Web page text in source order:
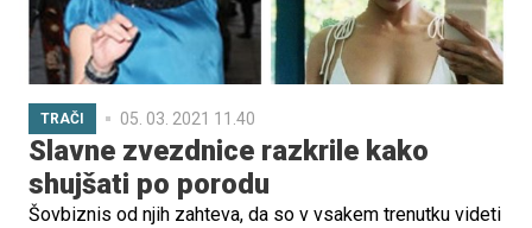
TRAČI 05. 03. 2021 11.40
Slavne zvezdnice razkrile kako
shujšati po porodu
Šovbiznis od njih zahteva, da so v vsakem trenutku videti